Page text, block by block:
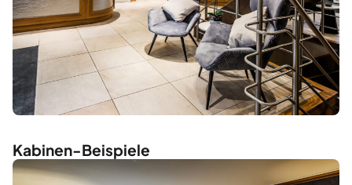
Kabinen-Beispiele